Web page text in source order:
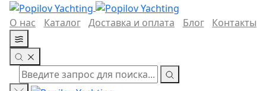
О нас Каталог Доставка и оплата Блог Контакты